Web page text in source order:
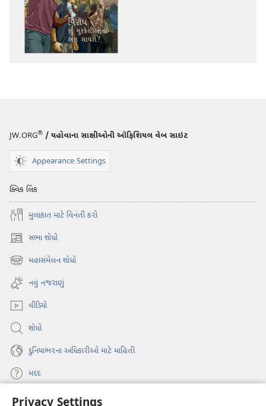
JW.ORG® / યહોવાના સાક્ષીઓની ઑફિશિયલ વેબ સાઇટ
Appearance Settings
ક્વિક લિંક
મુલાકાત માટે વિનંતી કરો
સભા શોધો
(opens
new મહાસંમેલન શોધો
(opens
new
window)
નવું નજરાણું
વીડિયો
શોધો
દુનિયાભરના અધિકારીઓ માટે માહિતી
મદદ